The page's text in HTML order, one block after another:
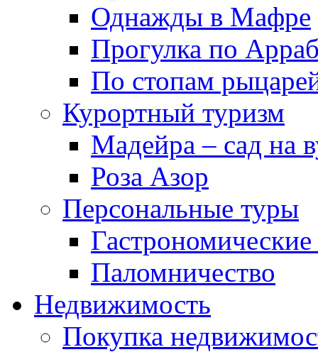
Однажды в Мафре
Прогулка по
По стопам
Курортный туризм
Мадейра – сад на
Роза Азор
Персональные туры
Паломничество
Недвижимость
Покупка